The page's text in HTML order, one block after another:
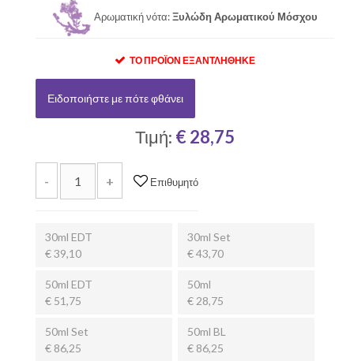
Αρωματική νότα:Ξυλώδη Αρωματικού Μόσχου
ΤΟ ΠΡΟΪΌΝ ΕΞΑΝΤΛΉΘΗΚΕ
Ειδοποιήστε με πότε φθάνει
Τιμή: € 28,75
- + Επιθυμητό
30ml EDT
€ 39,10
30ml Set
€ 43,70
50ml EDT
€ 51,75
50ml
€ 28,75
50ml Set
€ 86,25
50ml BL
€ 86,25